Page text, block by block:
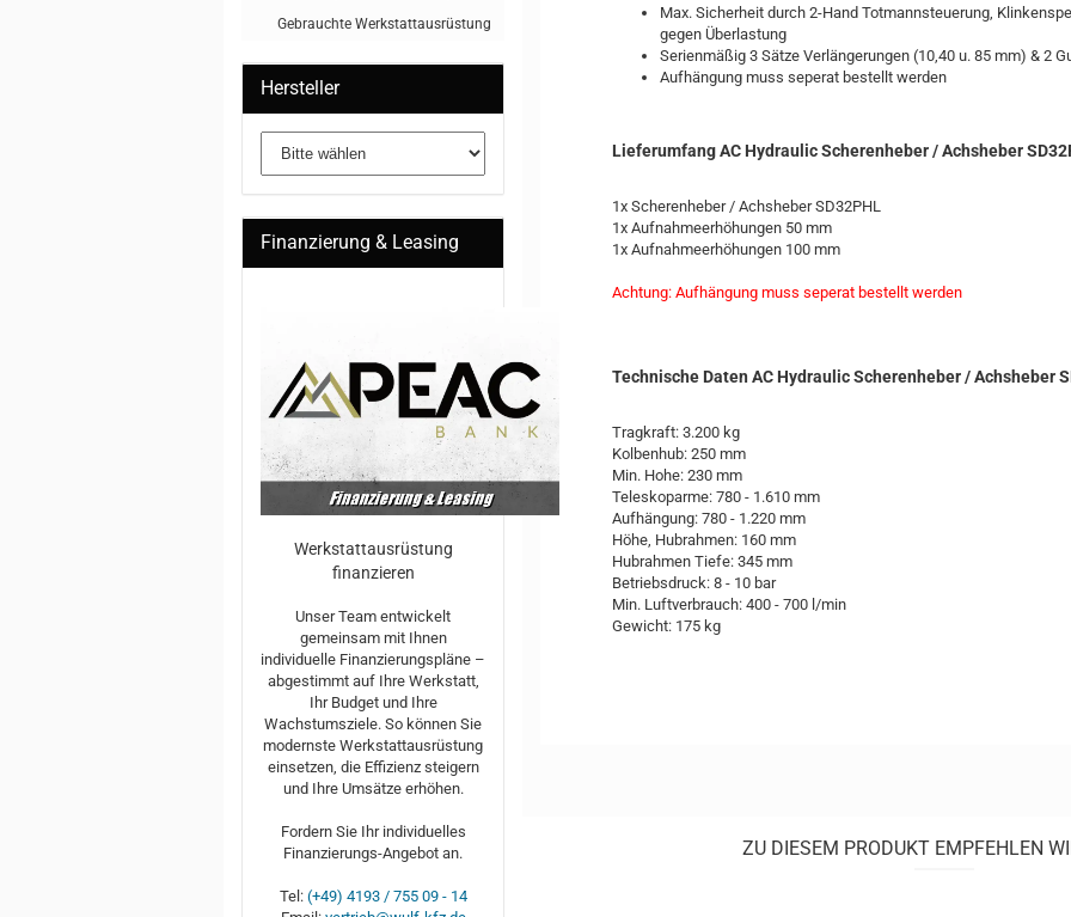
Max. Sicherheit durch 2-Hand Totmannsteuerung,
gegen Überlastung
Serienmäßig 3 Sätze Verlängerungen (10,40 u. 85 mm) & 2
Aufhängung muss seperat bestellt werden
Lieferumfang AC Hydraulic Scherenheber / Achsheber
1x Scherenheber / Achsheber SD32PHL
1x Aufnahmeerhöhungen 50 mm
1x Aufnahmeerhöhungen 100 mm
Achtung: Aufhängung muss seperat bestellt werden
Technische Daten AC Hydraulic Scherenheber / Achsheber
Tragkraft: 3.200 kg
Kolbenhub: 250 mm
Min. Hohe: 230 mm
Teleskoparme: 780 - 1.610 mm
Aufhängung: 780 - 1.220 mm
Höhe, Hubrahmen: 160 mm
Hubrahmen Tiefe: 345 mm
Betriebsdruck: 8 - 10 bar
Min. Luftverbrauch: 400 - 700 l/min
Gewicht: 175 kg
ZU DIESEM PRODUKT EMPFEHLEN
Gebrauchte Werkstattausrüstung
Hersteller
Finanzierung & Leasing
Werkstattausrüstung
finanzieren
Unser Team entwickelt
gemeinsam mit Ihnen
individuelle Finanzierungspläne –
abgestimmt auf Ihre Werkstatt,
Ihr Budget und Ihre
Wachstumsziele. So können Sie
modernste Werkstattausrüstung
einsetzen, die Effizienz steigern
und Ihre Umsätze erhöhen.
Fordern Sie Ihr individuelles
Finanzierungs-Angebot an.
Tel: (+49) 4193 / 755 09 - 14